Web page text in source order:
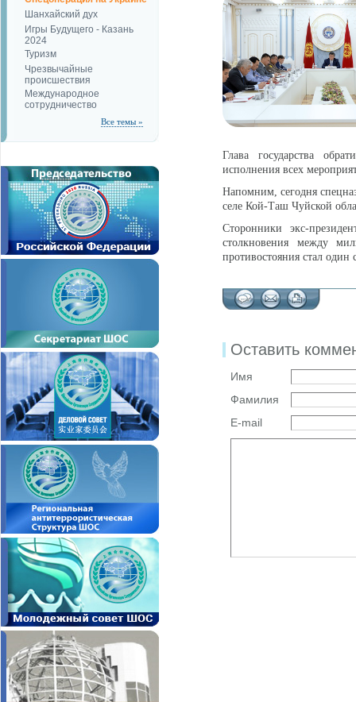
Шанхайский дух
Игры Будущего - Казань
2024
Туризм
Чрезвычайные
происшествия
Международное
сотрудничество
Все темы »
Глава государства
исполнения всех
Напомним, сегодня
селе Кой-Таш Чуйской
Сторонники экс-
столкновения между
противостояния стал
Оставить
Имя
Фамилия
E-mail